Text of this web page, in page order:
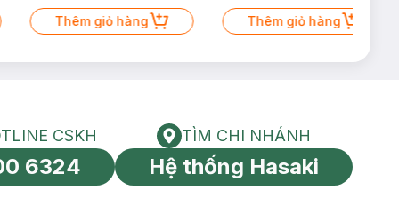
Thêm giỏ hàng Thêm giỏ hàng
toàn cầu
HOTLINE CSKH
CSKH
6324
Tìm chi nhánh
TÌM CHI NHÁNH
Hệ thống Hasaki